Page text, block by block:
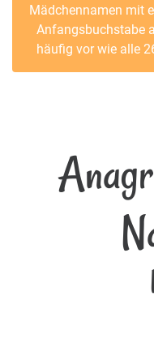
Mädchennamen mit
Anfangsbuchstabe
häufig vor wie alle